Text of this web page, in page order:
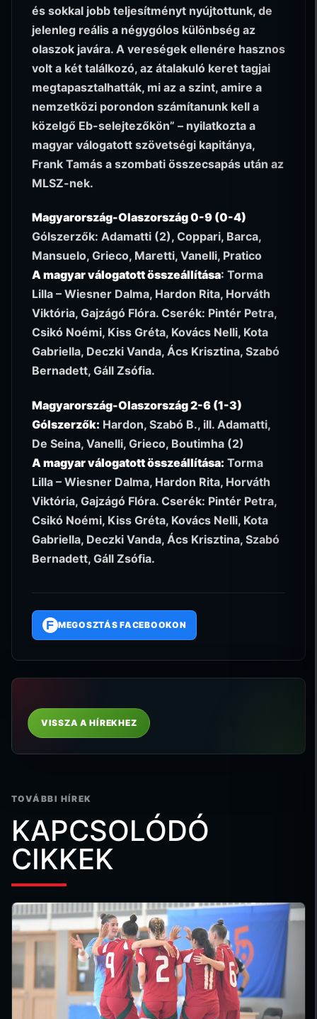
és sokkal jobb teljesítményt nyújtottunk, de
jelenleg reális a négygólos különbség az
olaszok javára. A vereségek ellenére hasznos
volt a két találkozó, az átalakuló keret tagjai
megtapasztalhatták, mi az a szint, amire a
nemzetközi porondon számítanunk kell a
közelgő Eb-selejtezőkön” – nyilatkozta a
magyar válogatott szövetségi kapitánya,
Frank Tamás a szombati összecsapás után az
MLSZ-nek.
Magyarország-Olaszország 0-9 (0-4)
Gólszerzők: Adamatti (2), Coppari, Barca,
Mansuelo, Grieco, Maretti, Vanelli, Pratico
A magyar válogatott összeállítása: Torma
Lilla – Wiesner Dalma, Hardon Rita, Horváth
Viktória, Gajzágó Flóra. Cserék: Pintér Petra,
Csikó Noémi, Kiss Gréta, Kovács Nelli, Kota
Gabriella, Deczki Vanda, Ács Krisztina, Szabó
Bernadett, Gáll Zsófia.
Magyarország-Olaszország 2-6 (1-3)
Gólszerzők: Hardon, Szabó B., ill. Adamatti,
De Seina, Vanelli, Grieco, Boutimha (2)
A magyar válogatott összeállítása: Torma
Lilla – Wiesner Dalma, Hardon Rita, Horváth
Viktória, Gajzágó Flóra. Cserék: Pintér Petra,
Csikó Noémi, Kiss Gréta, Kovács Nelli, Kota
Gabriella, Deczki Vanda, Ács Krisztina, Szabó
Bernadett, Gáll Zsófia.
F MEGOSZTÁS FACEBOOKON
VISSZA A HÍREKHEZ
TOVÁBBI HÍREK
KAPCSOLÓDÓ
CIKKEK